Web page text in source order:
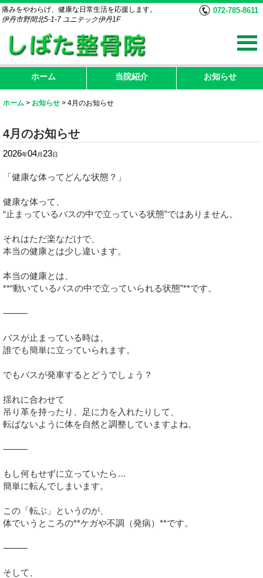
痛みをやわらげ、健康な日常生活を応援します。
伊丹市野間北5-1-7 ユニテック伊丹1F
072-785-8611
ホーム 当院紹介 お知らせ
ホーム > お知らせ > 4月のお知らせ
4月のお知らせ
2026年04月 23日
「健康な体ってどんな状態？」
健康な体って、
“止まっているバスの中で立っている状態”ではありません。
それはただ楽なだけで、
本当の健康とは少し違います。
本当の健康とは、
**“動いているバスの中で立っていられる状態”**です。
⸻
バスが止まっている時は、
誰でも簡単に立っていられます。
でもバスが発車するとどうでしょう？
揺れに合わせて
吊り革を持ったり、足に力を入れたりして、
転ばないように体を自然と調整していますよね。
⸻
もし何もせずに立っていたら…
簡単に転んでしまいます。
この「転ぶ」というのが、
体でいうところの**ケガや不調（発病）**です。
⸻
そして、